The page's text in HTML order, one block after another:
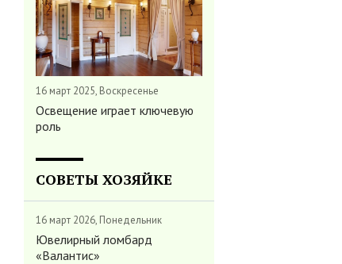
16 март 2025, Воскресенье
Освещение играет ключевую
роль
СОВЕТЫ ХОЗЯЙКЕ
16 март 2026, Понедельник
Ювелирный ломбард
«Валантис»